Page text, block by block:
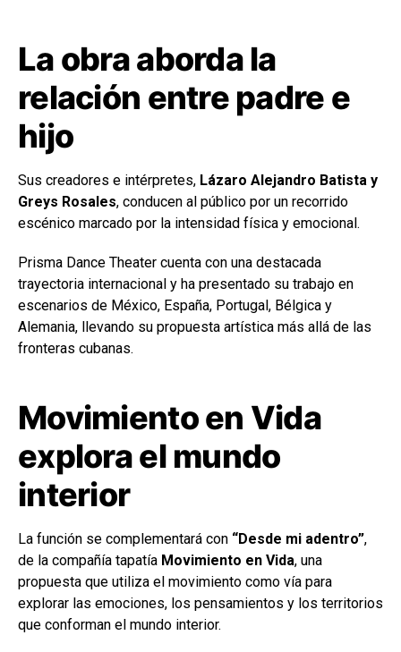
La obra aborda la
relación entre padre e
hijo
Sus creadores e intérpretes, Lázaro Alejandro Batista y
Greys Rosales, conducen al público por un recorrido
escénico marcado por la intensidad física y emocional.
Prisma Dance Theater cuenta con una destacada
trayectoria internacional y ha presentado su trabajo en
escenarios de México, España, Portugal, Bélgica y
Alemania, llevando su propuesta artística más allá de las
fronteras cubanas.
Movimiento en Vida
explora el mundo
interior
La función se complementará con “Desde mi adentro”,
de la compañía tapatía Movimiento en Vida, una
propuesta que utiliza el movimiento como vía para
explorar las emociones, los pensamientos y los territorios
que conforman el mundo interior.